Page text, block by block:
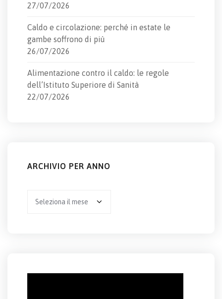
27/07/2026
Caldo e circolazione: perché in estate le
gambe soffrono di più
26/07/2026
Alimentazione contro il caldo: le regole
dell’Istituto Superiore di Sanità
22/07/2026
ARCHIVIO PER ANNO
per